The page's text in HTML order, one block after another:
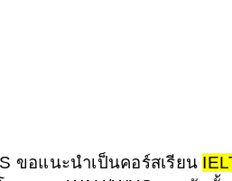
ขอแนะนำเป็นคอร์สเรียน